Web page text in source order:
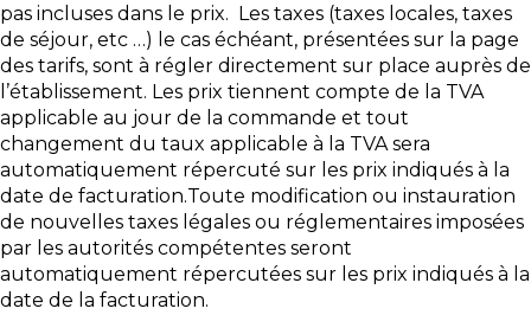
pas incluses dans le prix. Les taxes (taxes locales, taxes
de séjour, etc …) le cas échéant, présentées sur la page
des tarifs, sont à régler directement sur place auprès de
l’établissement. Les prix tiennent compte de la TVA
applicable au jour de la commande et tout
changement du taux applicable à la TVA sera
automatiquement répercuté sur les prix indiqués à la
date de facturation.Toute modification ou instauration
de nouvelles taxes légales ou réglementaires imposées
par les autorités compétentes seront
automatiquement répercutées sur les prix indiqués à la
date de la facturation.